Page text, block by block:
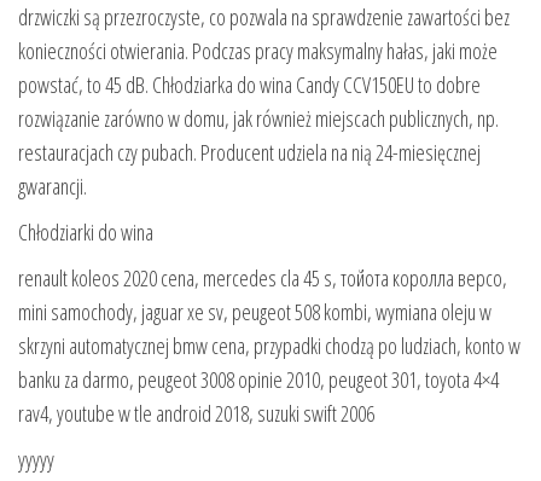
drzwiczki są przezroczyste, co pozwala na sprawdzenie zawartości bez
konieczności otwierania. Podczas pracy maksymalny hałas, jaki może
powstać, to 45 dB. Chłodziarka do wina Candy CCV150EU to dobre
rozwiązanie zarówno w domu, jak również miejscach publicznych, np.
restauracjach czy pubach. Producent udziela na nią 24-miesięcznej
gwarancji.
Chłodziarki do wina
renault koleos 2020 cena, mercedes cla 45 s, тойота королла версо,
mini samochody, jaguar xe sv, peugeot 508 kombi, wymiana oleju w
skrzyni automatycznej bmw cena, przypadki chodzą po ludziach, konto w
banku za darmo, peugeot 3008 opinie 2010, peugeot 301, toyota 4×4
rav4, youtube w tle android 2018, suzuki swift 2006
yyyyy